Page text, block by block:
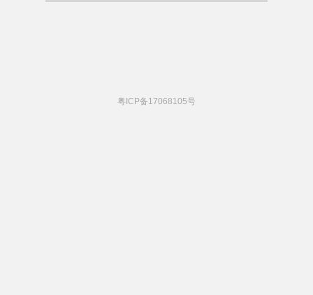
粤ICP备17068105号